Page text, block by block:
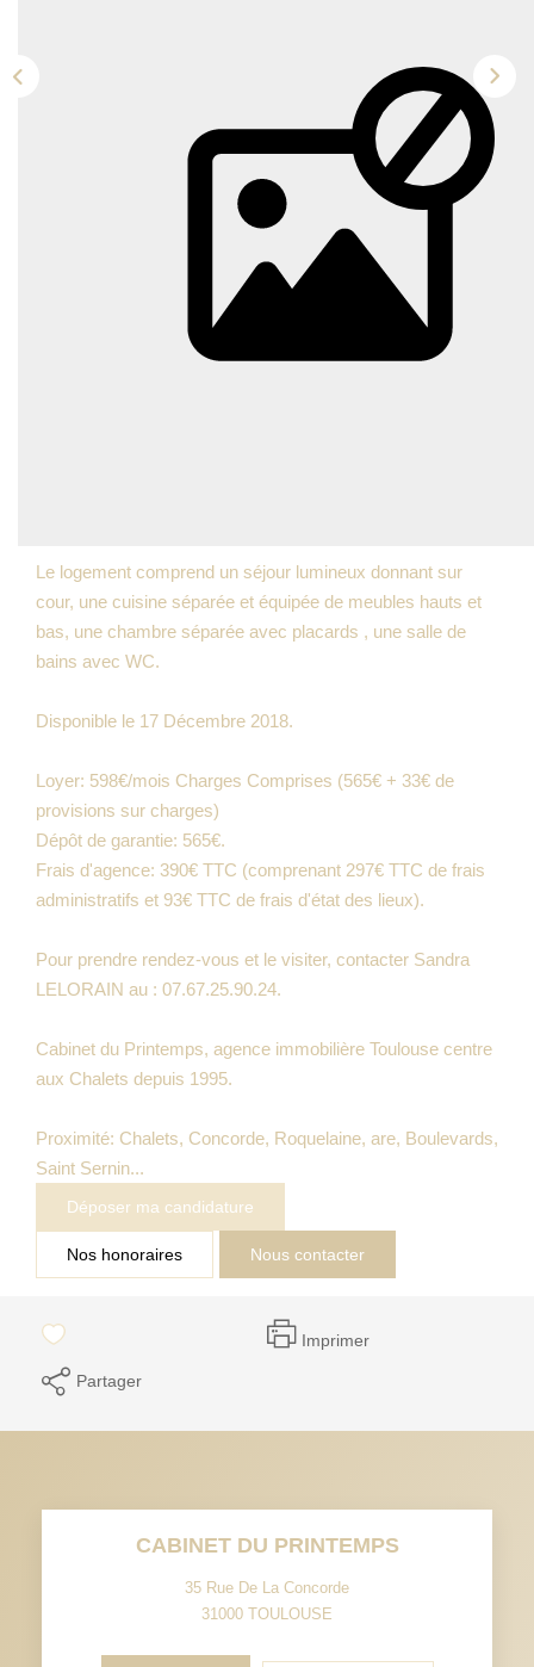
Notre Équipe
NOUS CONTACTER
Le logement comprend un séjour lumineux donnant sur
cour, une cuisine séparée et équipée de meubles hauts et
bas, une chambre séparée avec placards , une salle de
bains avec WC.
Disponible le 17 Décembre 2018.
Loyer: 598€/mois Charges Comprises (565€ + 33€ de
provisions sur charges)
Dépôt de garantie: 565€.
Frais d'agence: 390€ TTC (comprenant 297€ TTC de frais
administratifs et 93€ TTC de frais d'état des lieux).
Pour prendre rendez-vous et le visiter, contacter Sandra
LELORAIN au : 07.67.25.90.24.
Cabinet du Printemps, agence immobilière Toulouse centre
aux Chalets depuis 1995.
Proximité: Chalets, Concorde, Roquelaine, are, Boulevards,
Saint Sernin...
Déposer ma candidature
Nos honoraires Nous contacter
Imprimer
Partager
CABINET DU PRINTEMPS
35 Rue De La Concorde
31000 TOULOUSE